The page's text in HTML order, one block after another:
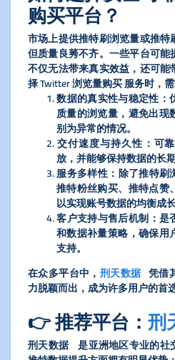
购买平台？
市场上提供推特刷浏览量或推特
但质量良莠不齐。一些平台可能
不仅无法带来真实效益，还可
择 Twitter 浏览量购买 服务时，
​数据的真实性与稳定性​
质量的浏览量，避免出现
别为异常的情况。
​交付速度与持久性​ ：可
放，并能够保持数据的长
​服务多样性​ ：除了推特
推特粉丝购买、推特点赞
以实现账号数据的均衡成长
​客户支持与售后机制​ ：
和数据补量策略，确保用
支持。
在众多平台中， 刑天数据凭借
力脱颖而出，成为许多用户的首
👉 推荐平台： 刑
刑天数据 是亚洲地区专业的社